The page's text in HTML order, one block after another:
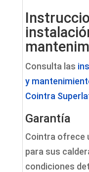
Consulta las
y
Cointra
Garantía
Cointra ofrece
para sus
condiciones